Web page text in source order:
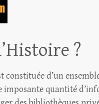
?
constituée d’un
quantité